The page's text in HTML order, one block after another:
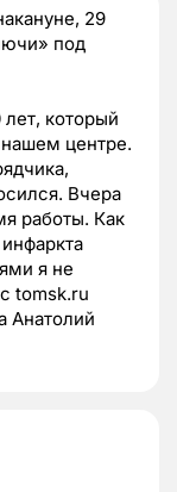
29
под
который
центре.
Вчера
работы. Как
я не
tomsk.ru
Анатолий